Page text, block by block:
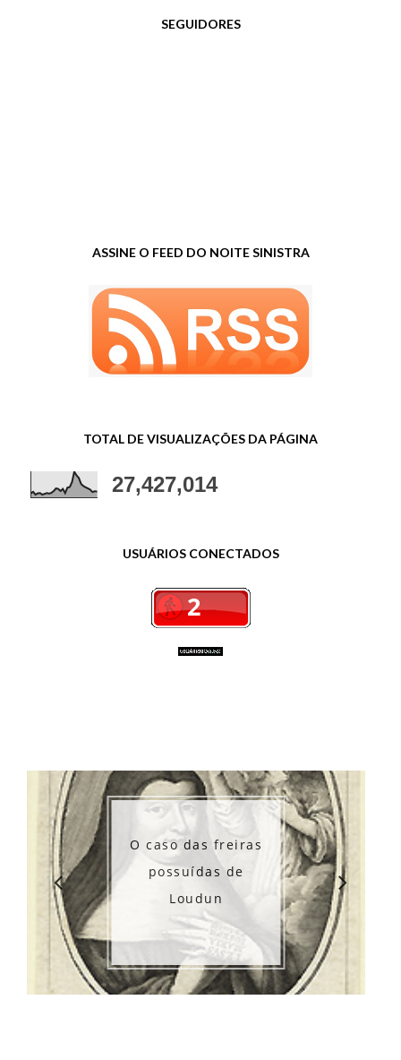
SEGUIDORES
ASSINE O FEED DO NOITE SINISTRA
TOTAL DE VISUALIZAÇÕES DA PÁGINA
27,427,014
USUÁRIOS CONECTADOS
O caso das freiras
possuídas de
Loudun